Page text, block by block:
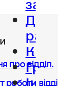
ради
відділ.